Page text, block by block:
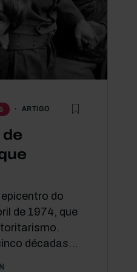
ARTIGO
do
de 1974, que
décadas...